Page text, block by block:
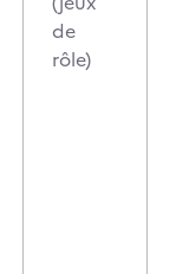
de
rôle)